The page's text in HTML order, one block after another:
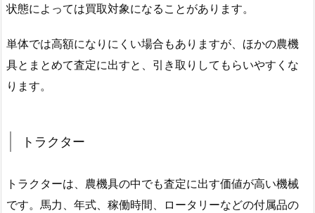
状態によっては買取対象になることがあります。
単体では高額になりにくい場合もありますが、ほかの農機
具とまとめて査定に出すと、引き取りしてもらいやすくな
ります。
トラクター
トラクターは、農機具の中でも査定に出す価値が高い機械
です。馬力、年式、稼働時間、ロータリーなどの付属品の